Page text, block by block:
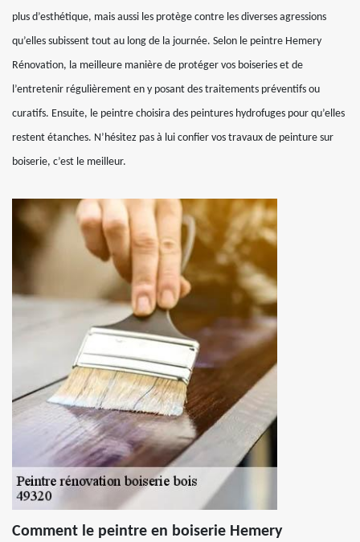
plus d’esthétique, mais aussi les protège contre les diverses agressions
qu’elles subissent tout au long de la journée. Selon le peintre Hemery
Rénovation, la meilleure manière de protéger vos boiseries et de
l’entretenir régulièrement en y posant des traitements préventifs ou
curatifs. Ensuite, le peintre choisira des peintures hydrofuges pour qu’elles
restent étanches. N’hésitez pas à lui confier vos travaux de peinture sur
boiserie, c’est le meilleur.
Comment le peintre en boiserie Hemery